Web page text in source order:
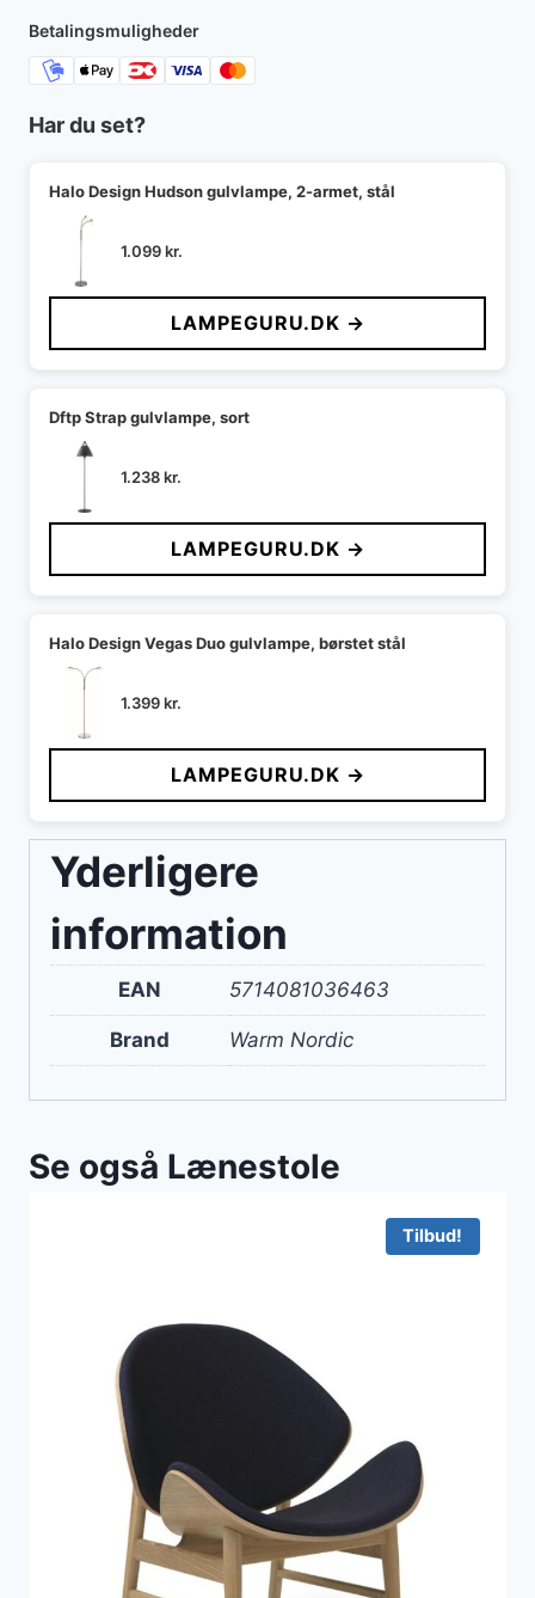
27.999 kr..
Betalingsmuligheder
Har du set?
Halo Design Hudson gulvlampe, 2-armet, stål
1.099kr.
LAMPEGURU.DK →
Dftp Strap gulvlampe, sort
1.238kr.
LAMPEGURU.DK →
Halo Design Vegas Duo gulvlampe, børstet stål
1.399kr.
LAMPEGURU.DK →
Yderligere
information
EAN 5714081036463
Brand Warm Nordic
Se også Lænestole
Tilbud!